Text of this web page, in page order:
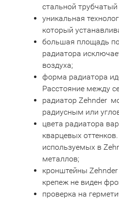
стальной
уникальная
который
большая площадь
радиатора
воздуха;
форма радиатора
Расстояние между
радиатор Zehnder
радиусным или
цвета радиатора
кварцевых
используемых в
металлов;
кронштейны
крепеж не виден
проверка на